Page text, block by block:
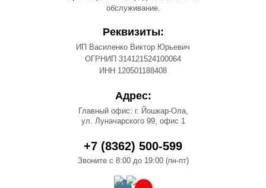
обслуживание.
Реквизиты:
ИП Василенко Виктор Юрьевич
ОГРНИП 314121524100064
ИНН 120501188408
Адрес:
Главный офис: г. Йошкар-Ола,
ул. Луначарского 99, офис 1
+7 (8362) 500-599
Звоните с 8:00 до 19:00 (пн-пт)